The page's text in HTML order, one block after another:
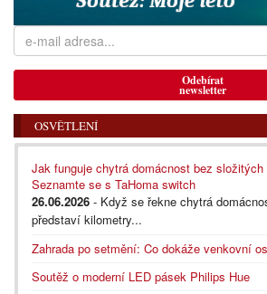
Odebírat
newsletter
OSVĚTLENÍ
Jak funguje chytrá domácnost bez
Seznamte se s TaHoma switch
26.06.2026 - Když se řekne chytrá
představí kilometry...
Zahrada po setmění: Co dokáže venkovní
Soutěž o moderní LED pásek Philips Hue